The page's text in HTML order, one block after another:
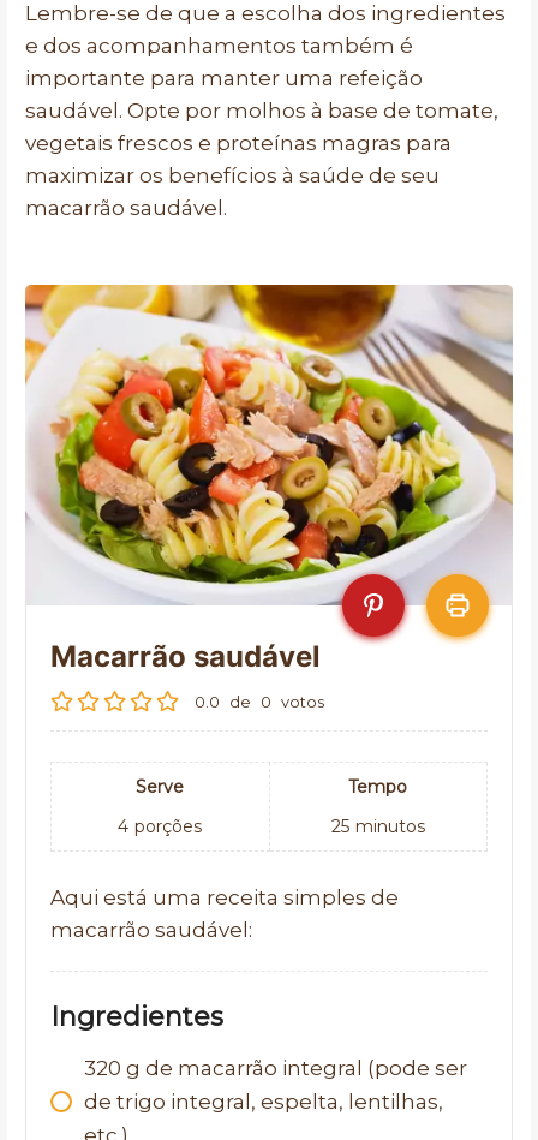
Lembre-se de que a escolha dos ingredientes
e dos acompanhamentos também é
importante para manter uma refeição
saudável. Opte por molhos à base de tomate,
vegetais frescos e proteínas magras para
maximizar os benefícios à saúde de seu
macarrão saudável.
Macarrão saudável
0.0 de 0 votos
Serve
4 porções
Tempo
25 minutos
Aqui está uma receita simples de
macarrão saudável:
Ingredientes
320 g de macarrão integral (pode ser
de trigo integral, espelta, lentilhas,
etc.)